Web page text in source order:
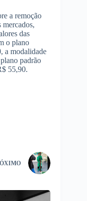
a remoção
mercados,
das
o plano
a modalidade
padrão
55,90.